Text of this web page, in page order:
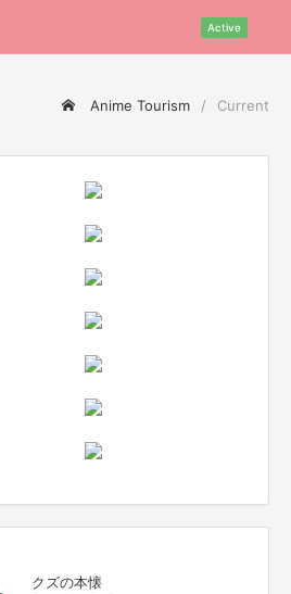
Active
Anime Tourism Current
クズの本懐